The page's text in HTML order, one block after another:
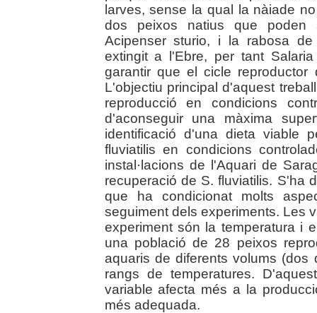
larves, sense la qual la nàiade
dos peixos natius que poden
Acipenser sturio, i la rabosa
extingit a l'Ebre, per tant
garantir que el cicle
L'objectiu principal d'aquest
reproducció en condicions
d'aconseguir una màxima
identificació d'una dieta viable
fluviatilis en condicions
instal·lacions de l'Aquari de
recuperació de S. fluviatilis. S'ha
que ha condicionat molts
seguiment dels experiments. Les
experiment són la temperatura i
una població de 28 peixos
aquaris de diferents volums
rangs de temperatures.
variable afecta més a la
més adequada.